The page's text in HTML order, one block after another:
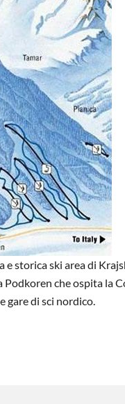
storica ski area di
che ospita la
gare di sci nordico.